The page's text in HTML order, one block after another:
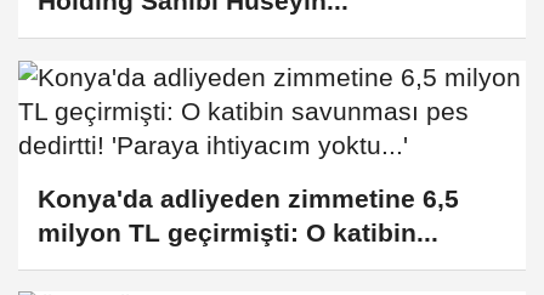
Konya'da adliyeden zimmetine 6,5
milyon TL geçirmişti: O katibin...